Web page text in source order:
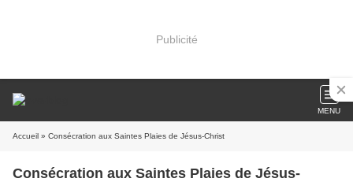
Publicité
MENU
Accueil » Consécration aux Saintes Plaies de Jésus-Christ
Consécration aux Saintes Plaies de Jésus-